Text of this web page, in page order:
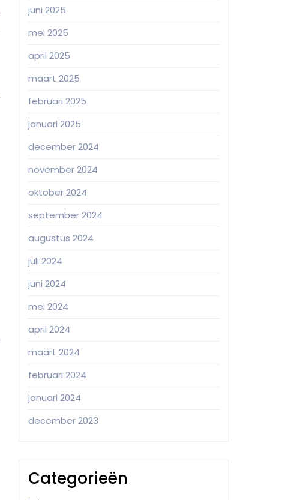
juni 2025
mei 2025
april 2025
maart 2025
februari 2025
januari 2025
december 2024
november 2024
oktober 2024
september 2024
augustus 2024
juli 2024
juni 2024
mei 2024
april 2024
maart 2024
februari 2024
januari 2024
december 2023
Categorieën